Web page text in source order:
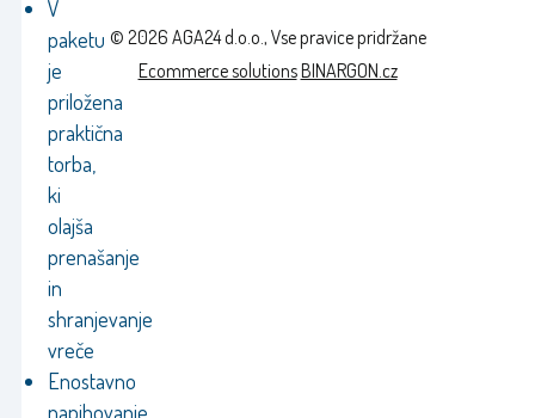
V
paketu
je
priložena
praktična
torba,
ki
olajša
prenašanje
in
shranjevanje
vreče
Enostavno
napihovanje
© 2026 AGA24 d.o.o., Vse pravice pridržane
Ecommerce solutionsBINARGON.cz